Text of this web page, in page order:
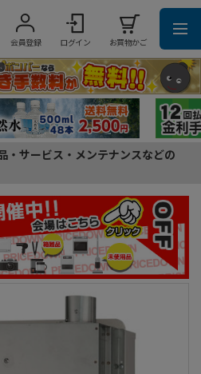
会員登録 ログイン お買物かご
・サービス・メンテナンスなどの